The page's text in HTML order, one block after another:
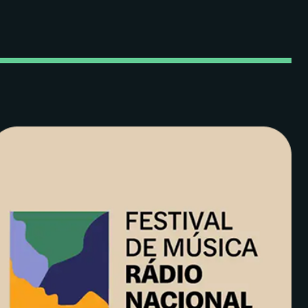
para ir ao último.